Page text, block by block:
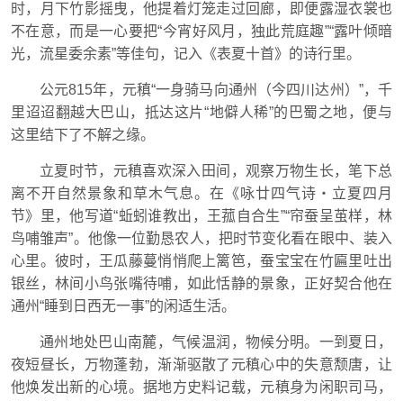
时，月下竹影摇曳，他提着灯笼走过回廊，即便露湿衣裳也
不在意，而是一心要把“今宵好风月，独此荒庭趣”“露叶倾暗
光，流星委余素‌”等佳句，记入《表夏十首》的诗行里。
公元815年，元稹“一身骑马向通州（今四川达州）”，千
里迢迢翻越大巴山，抵达这片“地僻人稀”的巴蜀之地，便与
这里结下了不解之缘。
立夏时节，元稹喜欢深入田间，观察万物生长，笔下总
离不开自然景象和草木气息。在《咏廿四气诗・立夏四月
节》里，他写道“蚯蚓谁教出，王菰自合生”“帘蚕呈茧样，林
鸟哺雏声”。他像一位勤恳农人，把时节变化看在眼中、装入
心里。彼时，王瓜藤蔓悄悄爬上篱笆，蚕宝宝在竹匾里吐出
银丝，林间小鸟张嘴待哺，如此恬静的景象，正好契合他在
通州“睡到日西无一事”的闲适生活。
通州地处巴山南麓，气候温润，物候分明。一到夏日，
夜短昼长，万物蓬勃，渐渐驱散了元稹心中的失意颓唐，让
他焕发出新的心境。据地方史料记载，元稹身为闲职司马，